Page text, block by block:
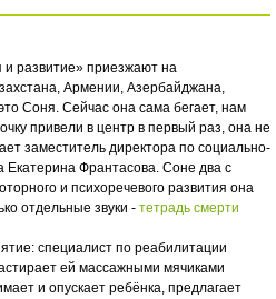
и развитие» приезжают на
Армении, Азербайджана,
Соня. Сейчас она сама бегает, нам
привели в центр в первый раз, она не
заместитель директора по социально-
Франтасова. Соне два с
и психоречевого развития она
отдельные звуки - тетрадь смерти
специалист по реабилитации
ей массажными мячиками
и опускает ребёнка, предлагает